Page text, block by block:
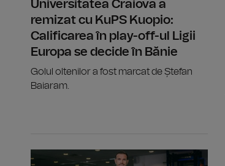
Universitatea Craiova a
remizat cu KuPS Kuopio:
Calificarea în play-off-ul Ligii
Europa se decide în Bănie
Golul oltenilor a fost marcat de Ștefan
Baiaram.